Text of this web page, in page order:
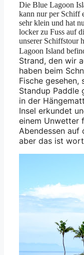
Die Blue Lagoon
kann nur per Schiff
sehr klein und hat
locker zu Fuss auf
unserer Schiffstour
Lagoon Island
Strand, den wir
haben beim
Fische gesehen,
Standup Paddle
in der
Insel erkundet
einem Unwetter
Abendessen auf
aber das ist